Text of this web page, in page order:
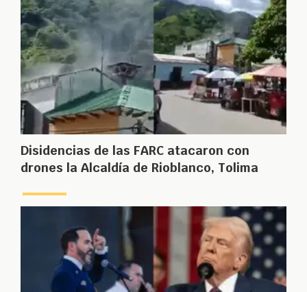
Disidencias de las FARC atacaron con
drones la Alcaldía de Rioblanco, Tolima